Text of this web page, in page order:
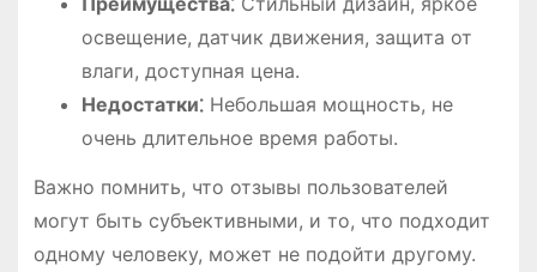
освещение, датчик движения, защита от
влаги, доступная цена.
Недостатки⁚Небольшая мощность, не
очень длительное время работы.
Важно помнить, что отзывы пользователей
могут быть субъективными, и то, что подходит
одному человеку, может не подойти другому.